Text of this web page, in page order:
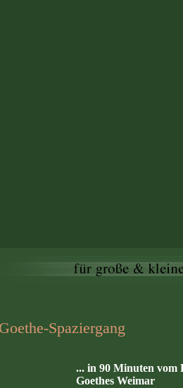
Goethe-Spaziergang
... in 90 Minuten vom
Goethes Weimar